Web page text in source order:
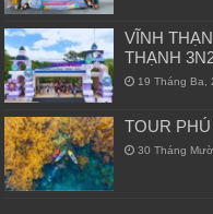
VĨNH
THẠNH
19 Tháng Ba,
TOUR
30 Tháng